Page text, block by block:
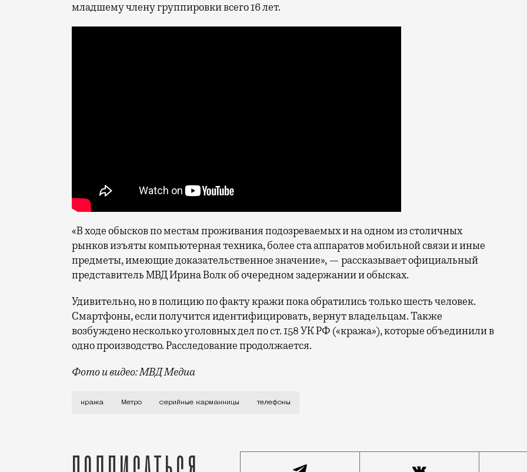
младшему члену группировки всего 16 лет.
«В ходе обысков по местам проживания подозреваемых и на одном из столичных
рынков изъяты компьютерная техника, более ста аппаратов мобильной связи и иные
предметы, имеющие доказательственное значение», — рассказывает официальный
представитель МВД Ирина Волк об очередном задержании и обысках.
Удивительно, но в полицию по факту кражи пока обратились только шесть человек.
Смартфоны, если получится идентифицировать, вернут владельцам. Также
возбуждено несколько уголовных дел по ст. 158 УК РФ («кража»), которые объединили в
одно производство. Расследование продолжается.
Фото и видео: МВД Медиа
Пока идет сезон отпусков, новостей в Москве не так много. Но в последнее время очень
кража Метро серийные карманницы телефоны